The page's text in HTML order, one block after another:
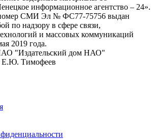
информационное агентство – 24».
СМИ Эл № ФС77-75756 выдан
по надзору в сфере связи,
и массовых коммуникаций
2019 года.
"Издательский дом НАО"
Е.Ю. Тимофеев